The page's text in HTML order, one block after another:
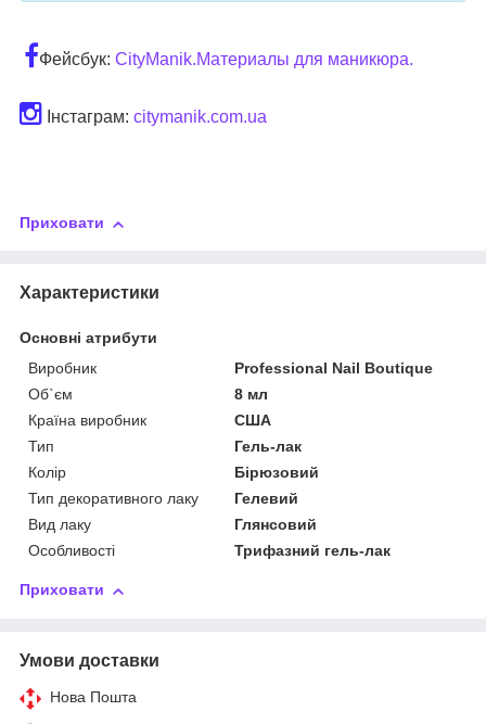
Фейсбук: CityManik.Материалы для маникюра.
Інстаграм: citymanik.com.ua
Приховати
Характеристики
Основні атрибути
Виробник
Professional Nail Boutique
Об`єм
8 мл
Країна виробник
США
Тип
Гель-лак
Колір
Бірюзовий
Тип декоративного лаку
Гелевий
Вид лаку
Глянсовий
Особливості
Трифазний гель-лак
Приховати
Умови доставки
Нова Пошта